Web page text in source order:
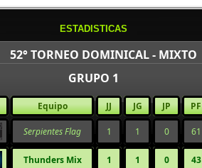
ESTADISTICAS
52° TORNEO DOMINICAL - MIXTO
GRUPO 1
Equipo JJ JG JP PF
Serpientes Flag 1 1 0 61
Thunders Mix 1 1 0 43